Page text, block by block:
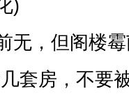
)
无，但阁楼
套房，不要